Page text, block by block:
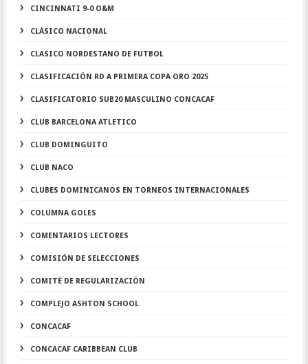
CINCINNATI 9-0 O&M
CLÁSICO NACIONAL
CLASICO NORDESTANO DE FUTBOL
CLASIFICACIÓN RD A PRIMERA COPA ORO 2025
CLASIFICATORIO SUB20 MASCULINO CONCACAF
CLUB BARCELONA ATLETICO
CLUB DOMINGUITO
CLUB NACO
CLUBES DOMINICANOS EN TORNEOS INTERNACIONALES
COLUMNA GOLES
COMENTARIOS LECTORES
COMISIÓN DE SELECCIONES
COMITÉ DE REGULARIZACIÓN
COMPLEJO ASHTON SCHOOL
CONCACAF
CONCACAF CARIBBEAN CLUB